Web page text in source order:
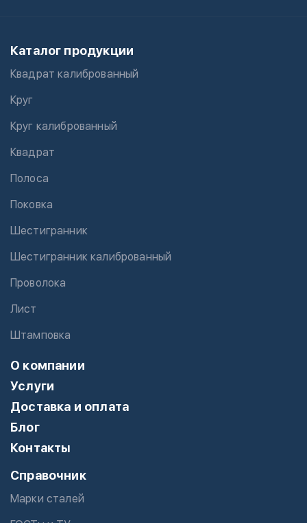
Каталог продукции
Квадрат калиброванный
Круг
Круг калиброванный
Квадрат
Полоса
Поковка
Шестигранник
Шестигранник калиброванный
Проволока
Лист
Штамповка
О компании
Услуги
Доставка и оплата
Блог
Контакты
Справочник
Марки сталей